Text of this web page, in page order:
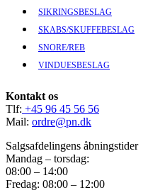
SIKRINGSBESLAG
SKABS/SKUFFEBESLAG
SNORE/REB
VINDUESBESLAG
Kontakt os
Tlf: +45 96 45 56 56
Mail: ordre@pn.dk
Salgsafdelingens åbningstider
Mandag – torsdag:
08:00 – 14:00
Fredag: 08:00 – 12:00